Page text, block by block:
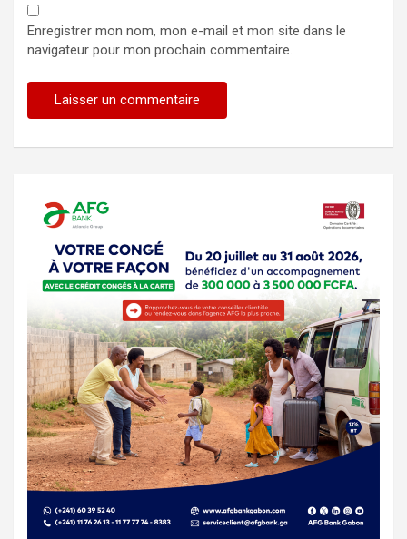
Enregistrer mon nom, mon e-mail et mon site dans le
navigateur pour mon prochain commentaire.